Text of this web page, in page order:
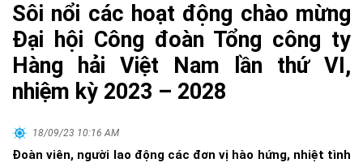
Sôi nổi các hoạt động chào mừng
Đại hội Công đoàn Tổng công ty
Hàng hải Việt Nam lần thứ VI,
nhiệm kỳ 2023 – 2028
18/09/23 10:16 AM
Đoàn viên, người lao động các đơn vị hào hứng, nhiệt tình